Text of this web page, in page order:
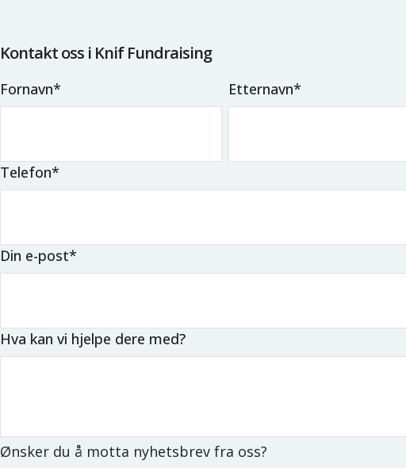
Kontakt oss i Knif Fundraising
Fornavn* Etternavn*
Telefon*
Din e-post*
Hva kan vi hjelpe dere med?
Ønsker du å motta nyhetsbrev fra oss?